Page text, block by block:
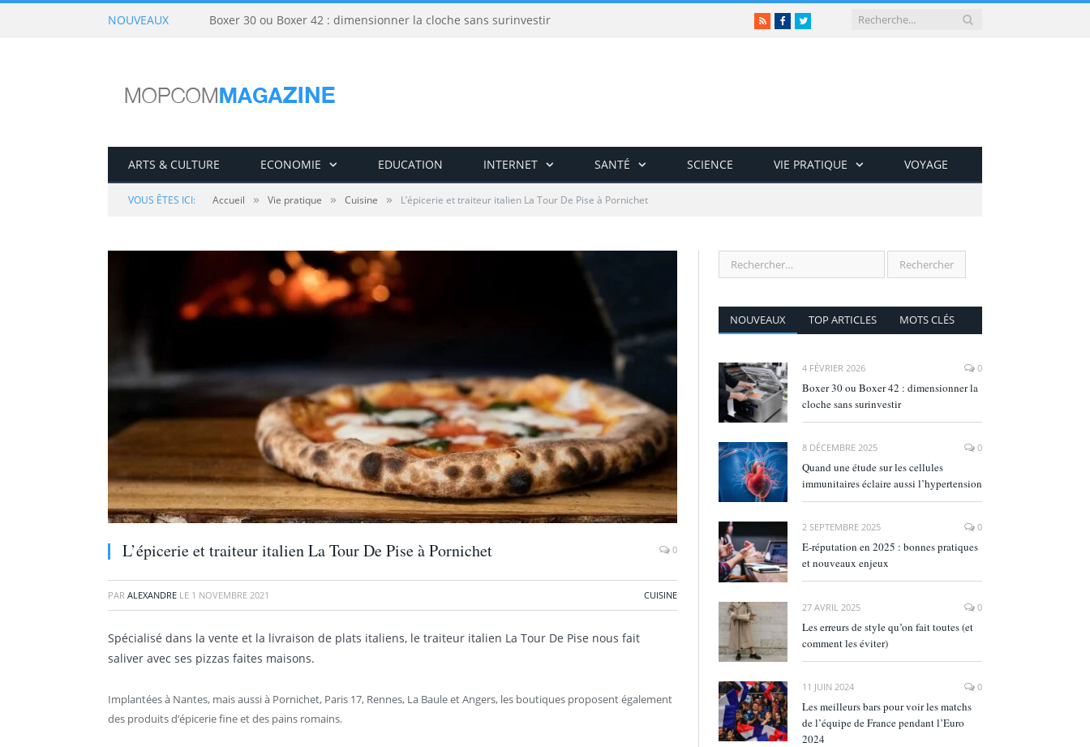
NOUVEAUX Boxer 30 ou Boxer 42 : dimensionner la cloche sans surinvestir RSSFacebookTwitter
ARTS & CULTURE ECONOMIE EDUCATION INTERNET SANTÉ SCIENCE VIE PRATIQUE VOYAGE
VOUS ÊTES ICI: Accueil » Vie pratique » Cuisine » L’épicerie et traiteur italien La Tour De Pise à Pornichet
L’épicerie et traiteur italien La Tour De Pise à Pornichet 0
PAR ALEXANDRE LE 1 NOVEMBRE 2021 CUISINE
Spécialisé dans la vente et la livraison de plats italiens, le traiteur italien La Tour De Pise nous fait
saliver avec ses pizzas faites maisons.
Implantées à Nantes, mais aussi à Pornichet, Paris 17, Rennes, La Baule et Angers, les boutiques proposent également
des produits d’épicerie fine et des pains romains.
NOUVEAUX TOP ARTICLES MOTS CLÉS
4 FÉVRIER 2026 0
Boxer 30 ou Boxer 42 : dimensionner la
cloche sans surinvestir
8 DÉCEMBRE 2025 0
Quand une étude sur les cellules
immunitaires éclaire aussi l’hypertension
2 SEPTEMBRE 2025 0
E‑réputation en 2025 : bonnes pratiques
et nouveaux enjeux
27 AVRIL 2025 0
Les erreurs de style qu’on fait toutes (et
comment les éviter)
11 JUIN 2024 0
Les meilleurs bars pour voir les matchs
de l’équipe de France pendant l’Euro
2024